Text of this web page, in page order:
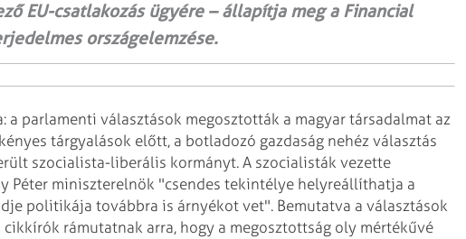
EU-csatlakozás ügyére – állapítja meg a Financial
országelemzése.
parlamenti választások megosztották a magyar társadalmat az
tárgyalások előtt, a botladozó gazdaság nehéz választás
szocialista-liberális kormányt. A szocialisták vezette
Péter miniszterelnök "csendes tekintélye helyreállíthatja a
politikája továbbra is árnyékot vet". Bemutatva a választások
rámutatnak arra, hogy a megosztottság oly mértékűvé